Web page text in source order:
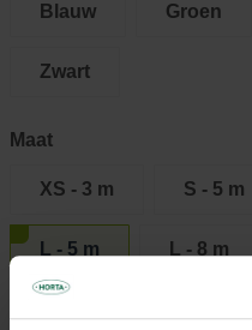
Blauw Groen
Zwart
Maat
XS - 3 m S - 5 m
L - 5 m L - 8 m